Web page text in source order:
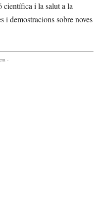
científica i la salut a la
i demostracions sobre noves
-